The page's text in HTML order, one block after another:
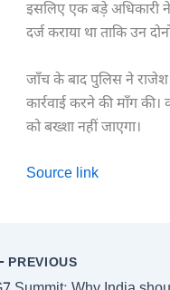
इसलिए एक बड़े अधिकारी
दर्ज कराया था ताकि उन
जाँच के बाद पुलिस ने
कार्रवाई करने की माँग
को बख्शा नहीं जाएगा।
Source link
PREVIOUS